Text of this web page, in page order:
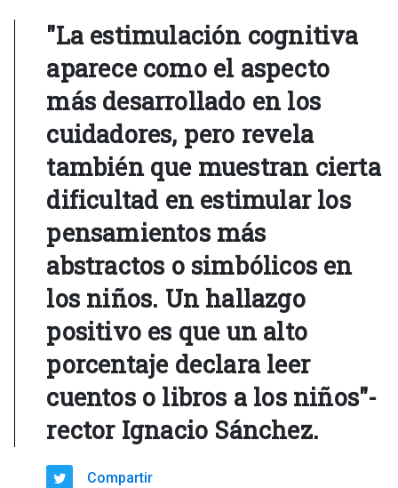
"La estimulación cognitiva
aparece como el aspecto
más desarrollado en los
cuidadores, pero revela
también que muestran cierta
dificultad en estimular los
pensamientos más
abstractos o simbólicos en
los niños. Un hallazgo
positivo es que un alto
porcentaje declara leer
cuentos o libros a los niños"-
rector Ignacio Sánchez.
Compartir